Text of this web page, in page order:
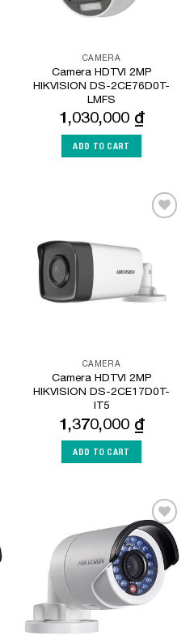
CAMERA
Camera HDTVI 2MP
HIKVISION DS-2CE76D0T-
LMFS
1,030,000 ₫
ADD TO CART
CAMERA
Camera HDTVI 2MP
HIKVISION DS-2CE17D0T-
IT5
1,370,000 ₫
ADD TO CART
Add to
Wishlist